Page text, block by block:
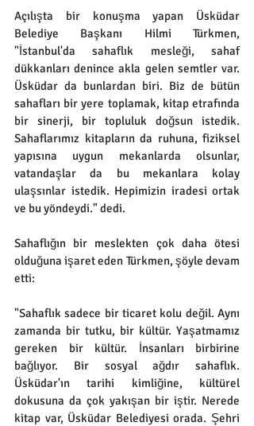
Açılışta bir konuşma yapan Üsküdar
Belediye Başkanı Hilmi Türkmen,
"İstanbul'da sahaflık mesleği, sahaf
dükkanları denince akla gelen semtler var.
Üsküdar da bunlardan biri. Biz de bütün
sahafları bir yere toplamak, kitap etrafında
bir sinerji, bir topluluk doğsun istedik.
Sahaflarımız kitapların da ruhuna, fiziksel
yapısına uygun mekanlarda olsunlar,
vatandaşlar da bu mekanlara kolay
ulaşsınlar istedik. Hepimizin iradesi ortak
ve bu yöndeydi." dedi.
Sahaflığın bir meslekten çok daha ötesi
olduğuna işaret eden Türkmen, şöyle devam
etti:
"Sahaflık sadece bir ticaret kolu değil. Aynı
zamanda bir tutku, bir kültür. Yaşatmamız
gereken bir kültür. İnsanları birbirine
bağlıyor. Bir sosyal ağdır sahaflık.
Üsküdar'ın tarihi kimliğine, kültürel
dokusuna da çok yakışan bir iştir. Nerede
kitap var, Üsküdar Belediyesi orada. Şehri